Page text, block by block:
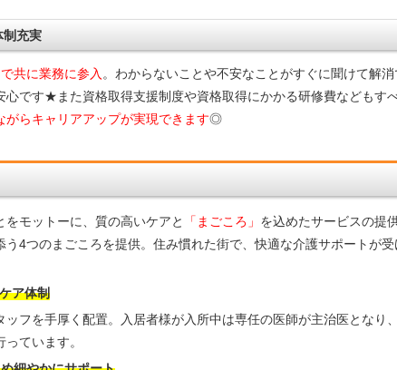
充実
共に業務に参入 。わからないことや不安なことがすぐに聞けて解消
心です★また資格取得支援制度や資格取得にかかる研修費などもす
らキャリアアップが実現できます◎
モットーに、質の高いケアと 「まごころ」 を込めたサービスの提
4つのまごころを提供。住み慣れた街で、快適な介護サポートが受
ア体制
フを手厚く配置。入居者様が入所中は専任の医師が主治医となり
ています。